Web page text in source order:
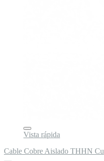
Vista rápida
Cable Cobre Aislado THHN Cu